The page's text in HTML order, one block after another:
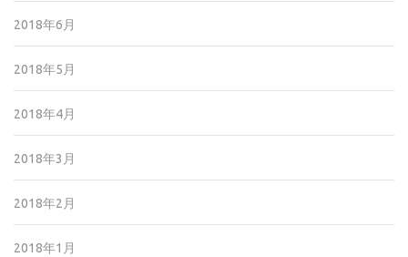
2018年6月
2018年5月
2018年4月
2018年3月
2018年2月
2018年1月